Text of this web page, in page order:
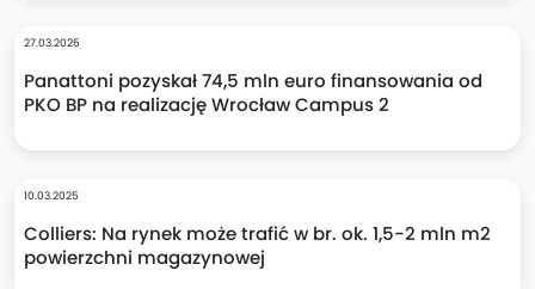
27.03.2025
Panattoni pozyskał 74,5 mln euro finansowania od
PKO BP na realizację Wrocław Campus 2
10.03.2025
Colliers: Na rynek może trafić w br. ok. 1,5-2 mln m2
powierzchni magazynowej